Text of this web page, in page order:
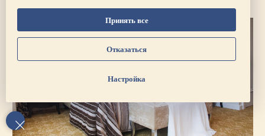
Круглосуточно
Принять все
Отказаться
Настройка